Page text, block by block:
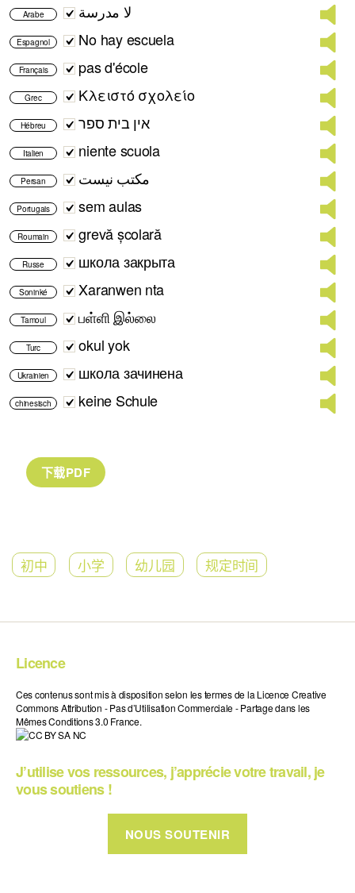
Arabe لا مدرسة
Espagnol No hay escuela
Français pas d'école
Grec Κλειστό σχολείο
Hébreu אין בית ספר
Italien niente scuola
Persan مکتب نیست
Portugais sem aulas
Roumain grevă școlară
Russe школа закрыта
Soninké Xaranwen nta
Tamoul பள்ளி இல்லை
Turc okul yok
Ukrainien школа зачинена
chinesisch keine Schule
初中 小学 幼儿园 规定时间
Licence
Ces contenus sont mis à disposition selon les termes de la Licence Creative
Commons Attribution - Pas d’Utilisation Commerciale - Partage dans les
Mêmes Conditions 3.0 France.
J’utilise vos ressources, j’apprécie votre travail, je
vous soutiens !
NOUS SOUTENIR